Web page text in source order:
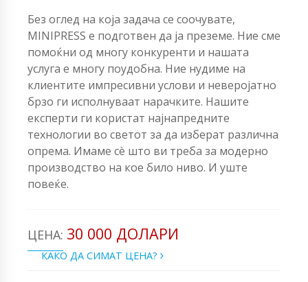
Без оглед на која задача се соочувате,
MINIPRESS е подготвен да ја преземе. Ние сме
помоќни од многу конкуренти и нашата
услуга е многу поудобна. Ние нудиме на
клиентите импресивни услови и неверојатно
брзо ги исполнуваат нарачките. Нашите
експерти ги користат најнапредните
технологии во светот за да изберат различна
опрема. Имаме сè што ви треба за модерно
производство на кое било ниво. И уште
повеќе.
ЦЕНА: 30 000 ДОЛАРИ
КАКО ДА СИМАТ ЦЕНА?